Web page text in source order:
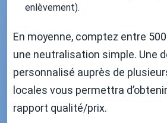
enlèvement).
En moyenne, comptez entre
une neutralisation simple. Une
personnalisé auprès de
locales vous permettra
rapport qualité/prix.